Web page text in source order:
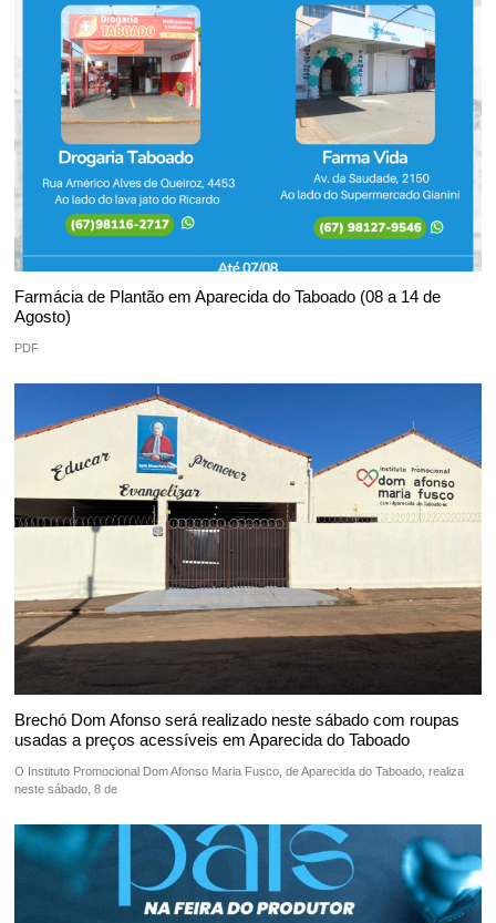
Farmácia de Plantão em Aparecida do Taboado (08 a 14 de
Agosto)
PDF
Brechó Dom Afonso será realizado neste sábado com roupas
usadas a preços acessíveis em Aparecida do Taboado
O Instituto Promocional Dom Afonso Maria Fusco, de Aparecida do Taboado, realiza
neste sábado, 8 de